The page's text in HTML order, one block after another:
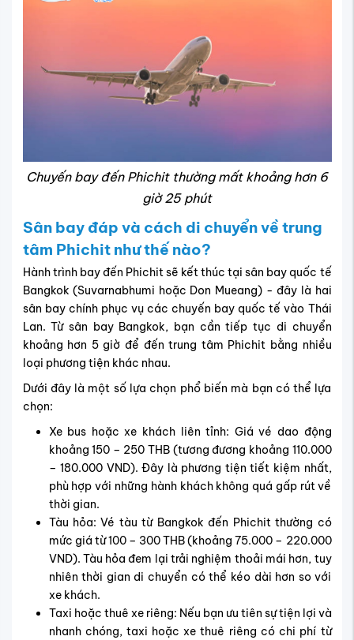
Chuyến bay đến Phichit thường mất khoảng hơn 6
giờ 25 phút
Sân bay đáp và cách di chuyển về trung
tâm Phichit như thế nào?
Hành trình bay đến Phichit sẽ kết thúc tại sân bay quốc tế
Bangkok (Suvarnabhumi hoặc Don Mueang) - đây là hai
sân bay chính phục vụ các chuyến bay quốc tế vào Thái
Lan. Từ sân bay Bangkok, bạn cần tiếp tục di chuyển
khoảng hơn 5 giờ để đến trung tâm Phichit bằng nhiều
loại phương tiện khác nhau.
Dưới đây là một số lựa chọn phổ biến mà bạn có thể lựa
chọn:
Xe bus hoặc xe khách liên tỉnh: Giá vé dao động
khoảng 150 – 250 THB (tương đương khoảng 110.000
– 180.000 VND). Đây là phương tiện tiết kiệm nhất,
phù hợp với những hành khách không quá gấp rút về
thời gian.
Tàu hỏa: Vé tàu từ Bangkok đến Phichit thường có
mức giá từ 100 – 300 THB (khoảng 75.000 – 220.000
VND). Tàu hỏa đem lại trải nghiệm thoải mái hơn, tuy
nhiên thời gian di chuyển có thể kéo dài hơn so với
xe khách.
Taxi hoặc thuê xe riêng: Nếu bạn ưu tiên sự tiện lợi và
nhanh chóng, taxi hoặc xe thuê riêng có chi phí từ